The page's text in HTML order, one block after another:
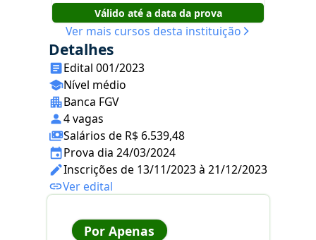
Válido até a data da prova
Ver mais cursos desta instituição
Detalhes
Edital 001/2023
Nível médio
Banca FGV
4 vagas
Salários de R$ 6.539,48
Prova dia 24/03/2024
Inscrições de 13/11/2023 à 21/12/2023
Ver edital
Por Apenas